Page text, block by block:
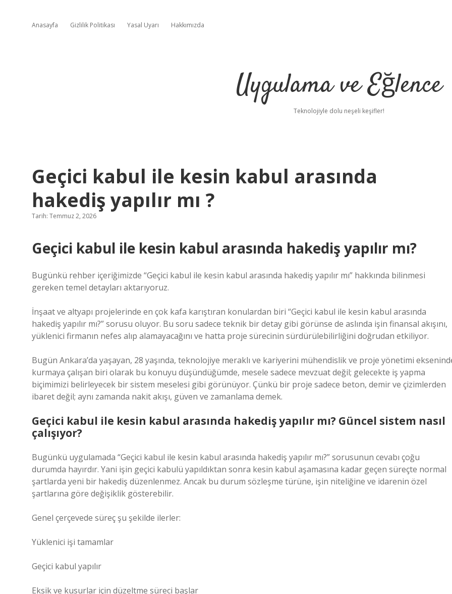
Anasayfa Gizlilik Politikası Yasal Uyarı Hakkımızda
Uygulama ve Eğlence
Teknolojiyle dolu neşeli keşifler!
Geçici kabul ile kesin kabul arasında
hakediş yapılır mı ?
Tarih: Temmuz 2, 2026
Geçici kabul ile kesin kabul arasında hakediş yapılır mı?
Bugünkü rehber içeriğimizde “Geçici kabul ile kesin kabul arasında hakediş yapılır mı” hakkında bilinmesi
gereken temel detayları aktarıyoruz.
İnşaat ve altyapı projelerinde en çok kafa karıştıran konulardan biri “Geçici kabul ile kesin kabul arasında
hakediş yapılır mı?” sorusu oluyor. Bu soru sadece teknik bir detay gibi görünse de aslında işin finansal akışını,
yüklenici firmanın nefes alıp alamayacağını ve hatta proje sürecinin sürdürülebilirliğini doğrudan etkiliyor.
Bugün Ankara’da yaşayan, 28 yaşında, teknolojiye meraklı ve kariyerini mühendislik ve proje yönetimi
kurmaya çalışan biri olarak bu konuyu düşündüğümde, mesele sadece mevzuat değil; gelecekte iş yapma
biçimimizi belirleyecek bir sistem meselesi gibi görünüyor. Çünkü bir proje sadece beton, demir ve çizimlerden
ibaret değil; aynı zamanda nakit akışı, güven ve zamanlama demek.
Geçici kabul ile kesin kabul arasında hakediş yapılır mı? Güncel sistem nasıl
çalışıyor?
Bugünkü uygulamada “Geçici kabul ile kesin kabul arasında hakediş yapılır mı?” sorusunun cevabı çoğu
durumda hayırdır. Yani işin geçici kabulü yapıldıktan sonra kesin kabul aşamasına kadar geçen süreçte normal
şartlarda yeni bir hakediş düzenlenmez. Ancak bu durum sözleşme türüne, işin niteliğine ve idarenin özel
şartlarına göre değişiklik gösterebilir.
Genel çerçevede süreç şu şekilde ilerler:
Yüklenici işi tamamlar
Geçici kabul yapılır
Eksik ve kusurlar için düzeltme süreci başlar